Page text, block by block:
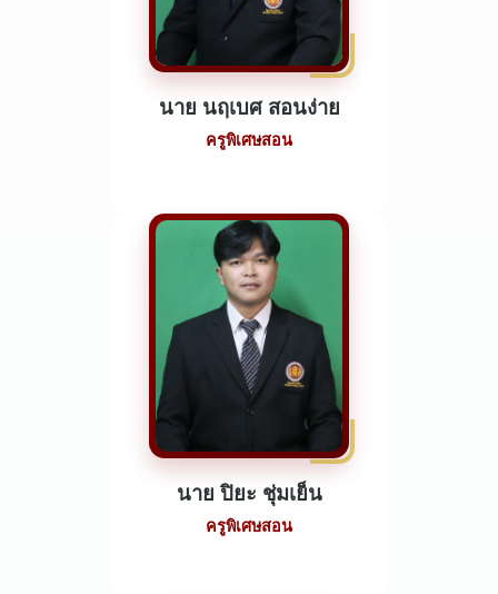
นาย นฤเบศ สอนง่าย
ครูพิเศษสอน
นาย ปิยะ ชุ่มเย็น
ครูพิเศษสอน